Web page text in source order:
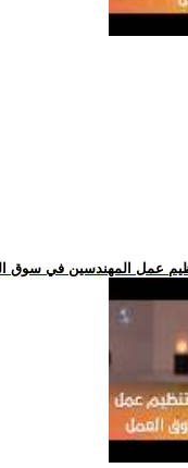
عمل المهندسين في سوق